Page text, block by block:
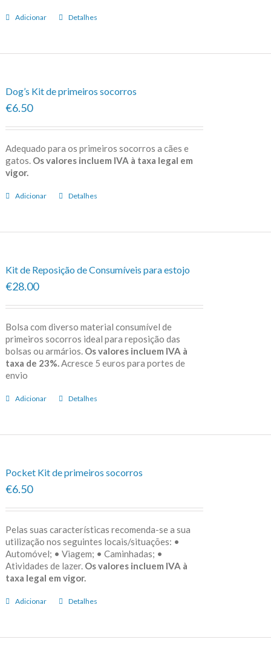
Adicionar Detalhes
Dog’s Kit de primeiros socorros
€6.50
Adequado para os primeiros socorros a cães e
gatos. Os valores incluem IVA à taxa legal em
vigor.
Adicionar Detalhes
Kit de Reposição de Consumíveis para estojo
€28.00
Bolsa com diverso material consumível de
primeiros socorros ideal para reposição das
bolsas ou armários. Os valores incluem IVA à
taxa de 23%. Acresce 5 euros para portes de
envio
Adicionar Detalhes
Pocket Kit de primeiros socorros
€6.50
Pelas suas características recomenda-se a sua
utilização nos seguintes locais/situações: •
Automóvel; • Viagem; • Caminhadas; •
Atividades de lazer. Os valores incluem IVA à
taxa legal em vigor.
Adicionar Detalhes